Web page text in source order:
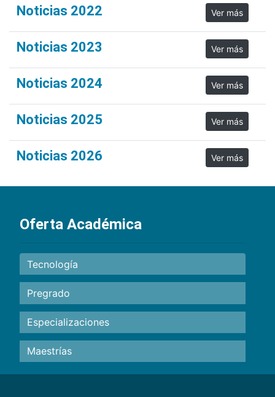
Noticias 2022 Ver más
Noticias 2023 Ver más
Noticias 2024 Ver más
Noticias 2025 Ver más
Noticias 2026 Ver más
Oferta Académica
Tecnología
Pregrado
Especializaciones
Maestrías